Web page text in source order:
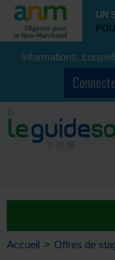
UN
Informations,
Accueil > Offres de